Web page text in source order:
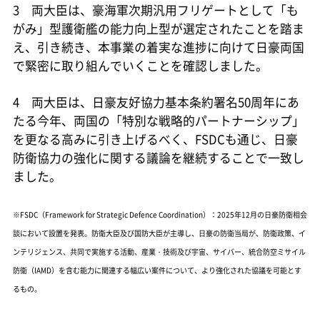
3 両大臣は、豪海軍次期汎用フリゲートとして「も
がみ」型護衛艦の能力向上型が選定されたことを踏ま
え、引き続き、本事業の着実な進捗に向けて日豪両国
で緊密に取り組んでいくことを確認しました。
4 両大臣は、日豪友好協力基本条約署名50周年にあ
たる今年、両国の「特別な戦略的パートナーシップ」
を更なる高みに引き上げるべく、FSDCも通じ、日豪
防衛協力の強化に関する議論を継続することで一致し
ました。
※FSDC（Framework for Strategic Defence Coordination）：2025年12月の日豪防衛相会
談において設置を発表。防衛大臣及び国防大臣が主導し、日豪の防衛当局が、防衛政策、イ
ンテリジェンス、共同で実施する活動、産業・技術及び宇宙、サイバー、統合防空ミサイル
防衛（IAMD）を含む能力に関連する幅広い案件について、より強化された協議を可能とす
るもの。